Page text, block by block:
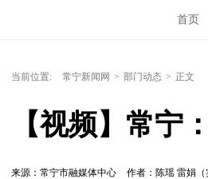
首页
当前位置: 常宁新闻网 > 部门动态 > 正文
【视频】常宁
来源：常宁市融媒体中心 作者：陈瑶 雷娟（